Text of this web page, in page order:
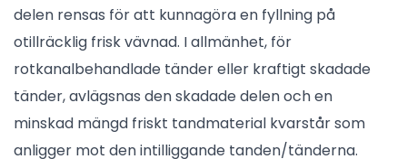
delen rensas för att kunnagöra en fyllning på
otillräcklig frisk vävnad. I allmänhet, för
rotkanalbehandlade tänder eller kraftigt skadade
tänder, avlägsnas den skadade delen och en
minskad mängd friskt tandmaterial kvarstår som
anligger mot den intilliggande tanden/tänderna.